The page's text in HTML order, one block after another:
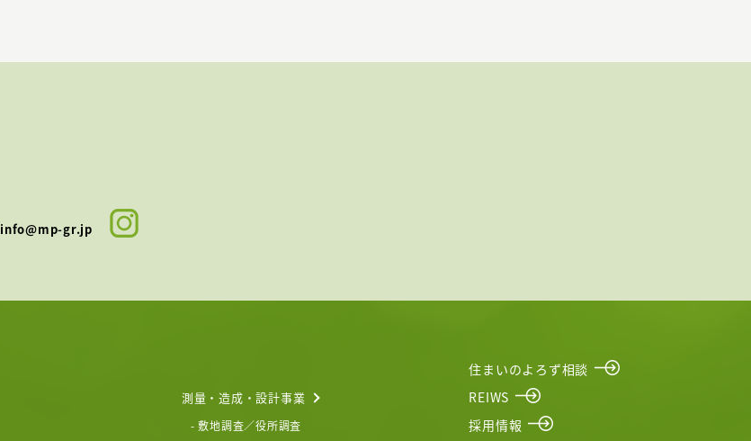
info@mp-gr.jp
測量・造成・設計事業
- 敷地調査／役所調査
住まいのよろず相談
REIWS
採用情報